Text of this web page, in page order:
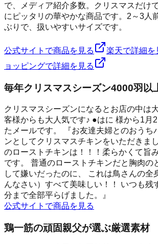
で、メディア紹介多数。クリスマスだけ
にピッタリの華やかな商品です。2～3人
ぶりで、扱いやすいサイズです。
公式サイトで商品を見る 楽天で詳細を
ョッピングで詳細を見る
毎年クリスマスシーズン4000羽以
クリスマスシーズンになるとお店の中は
客様からも大人気です♪ ●はに 様から1月
たメールです。 『お友達夫婦とのおうち
ンとしてクリスマスチキンをいただきま
のローストチキンは！！！柔らかくて旨
です。 普通のローストチキンだと胸肉の
して嫌いだったのに、 これは鳥さんの全
んなさい）すべて美味しい！！ いつも残
分まで全部平らげました。』
公式サイトで商品を見る
鶏一筋の頑固親父が選ぶ厳選素材